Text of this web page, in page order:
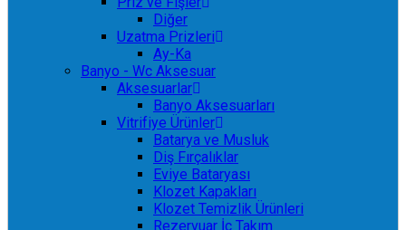
Diğer
Uzatma Prizleri
Ay-Ka
Banyo - Wc Aksesuar
Aksesuarlar
Banyo Aksesuarları
Vitrifiye Ürünler
Batarya ve Musluk
Diş Fırçalıklar
Eviye Bataryası
Klozet Kapakları
Klozet Temizlik Ürünleri
Rezervuar İç Takım